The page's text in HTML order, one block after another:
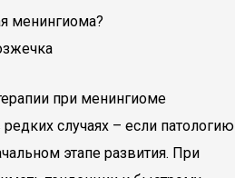
менингиома?
при менингиоме
случаях – если патологию
этапе развития. При